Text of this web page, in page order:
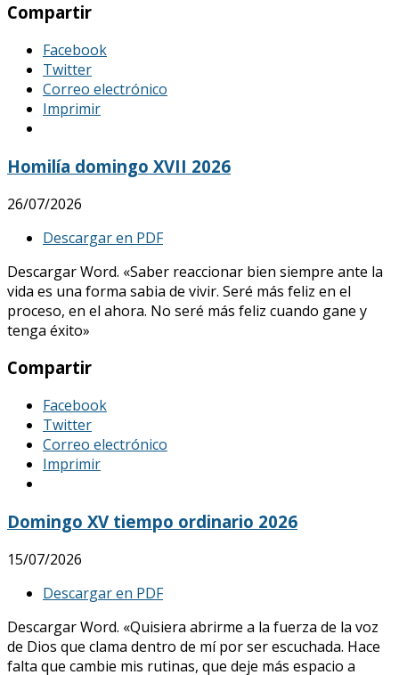
Compartir
Facebook
Twitter
Correo electrónico
Imprimir
Homilía domingo XVII 2026
26/07/2026
Descargar en PDF
Descargar Word. «Saber reaccionar bien siempre ante la
vida es una forma sabia de vivir. Seré más feliz en el
proceso, en el ahora. No seré más feliz cuando gane y
tenga éxito»
Compartir
Facebook
Twitter
Correo electrónico
Imprimir
Domingo XV tiempo ordinario 2026
15/07/2026
Descargar en PDF
Descargar Word. «Quisiera abrirme a la fuerza de la voz
de Dios que clama dentro de mí por ser escuchada. Hace
falta que cambie mis rutinas, que deje más espacio a